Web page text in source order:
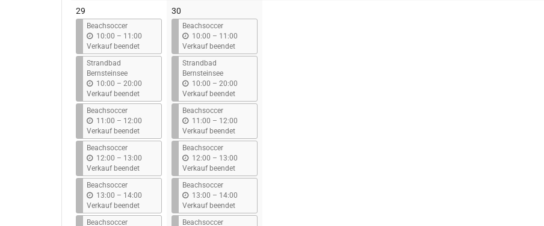
29
Beachsoccer
10:00 – b
i
s
11:00
Verkauf beendet
Strandbad
Bernsteinsee
10:00 – b
i
s
20:00
Verkauf beendet
Beachsoccer
11:00 – b
i
s
12:00
Verkauf beendet
Beachsoccer
12:00 – b
i
s
13:00
Verkauf beendet
Beachsoccer
13:00 – b
i
s
14:00
Verkauf beendet
Beachsoccer
30
Beachsoccer
10:00 – b
i
s
11:00
Verkauf beendet
Strandbad
Bernsteinsee
10:00 – b
i
s
20:00
Verkauf beendet
Beachsoccer
11:00 – b
i
s
12:00
Verkauf beendet
Beachsoccer
12:00 – b
i
s
13:00
Verkauf beendet
Beachsoccer
13:00 – b
i
s
14:00
Verkauf beendet
Beachsoccer